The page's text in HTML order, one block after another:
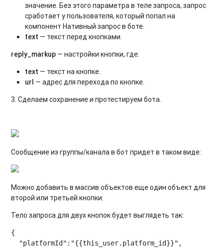
значение. Без этого параметра в теле запроса, запрос
сработает у пользователя, который попал на
компонент Нативный запрос в боте.
text — текст перед кнопками.
reply_markup — настройки кнопки, где:
text — текст на кнопке.
url — адрес для перехода по кнопке.
3. Сделаем сохранение и протестируем бота.
Сообщение из группы/канала в бот придет в таком виде:
Можно добавить в массив объектов еще один объект для
второй или третьей кнопки.
Тело запроса для двух кнопок будет выглядеть так:
{